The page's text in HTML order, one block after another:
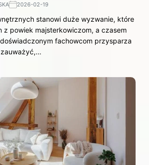
2026-02-19
stanowi duże wyzwanie, które
z powiek majsterkowiczom, a czasem
fachowcom przysparza
zauważyć,…